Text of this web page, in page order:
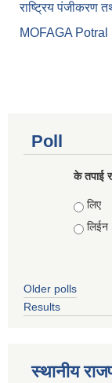
राष्ट्रिय पंजीकरण
MOFAGA Potral
Poll
के तपाई
Choices
लिए
लिईन
Older polls
Results
स्थानीय